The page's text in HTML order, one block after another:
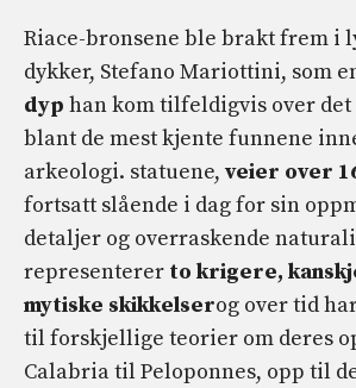
Riace-bronsene ble brakt frem i
dykker, Stefano Mariottini, som
dyp han kom tilfeldigvis over
blant de mest kjente funnene
arkeologi. statuene, veier over
fortsatt slående i dag for sin
detaljer og overraskende
representerer to krigere,
mytiske skikkelserog over tid
til forskjellige teorier om deres
Calabria til Peloponnes, opp til